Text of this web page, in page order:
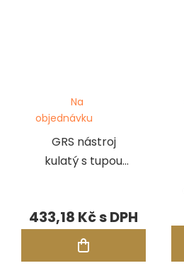
GRS nástroj
kulatý s tupou
Na
objednávku
433,18 Kč